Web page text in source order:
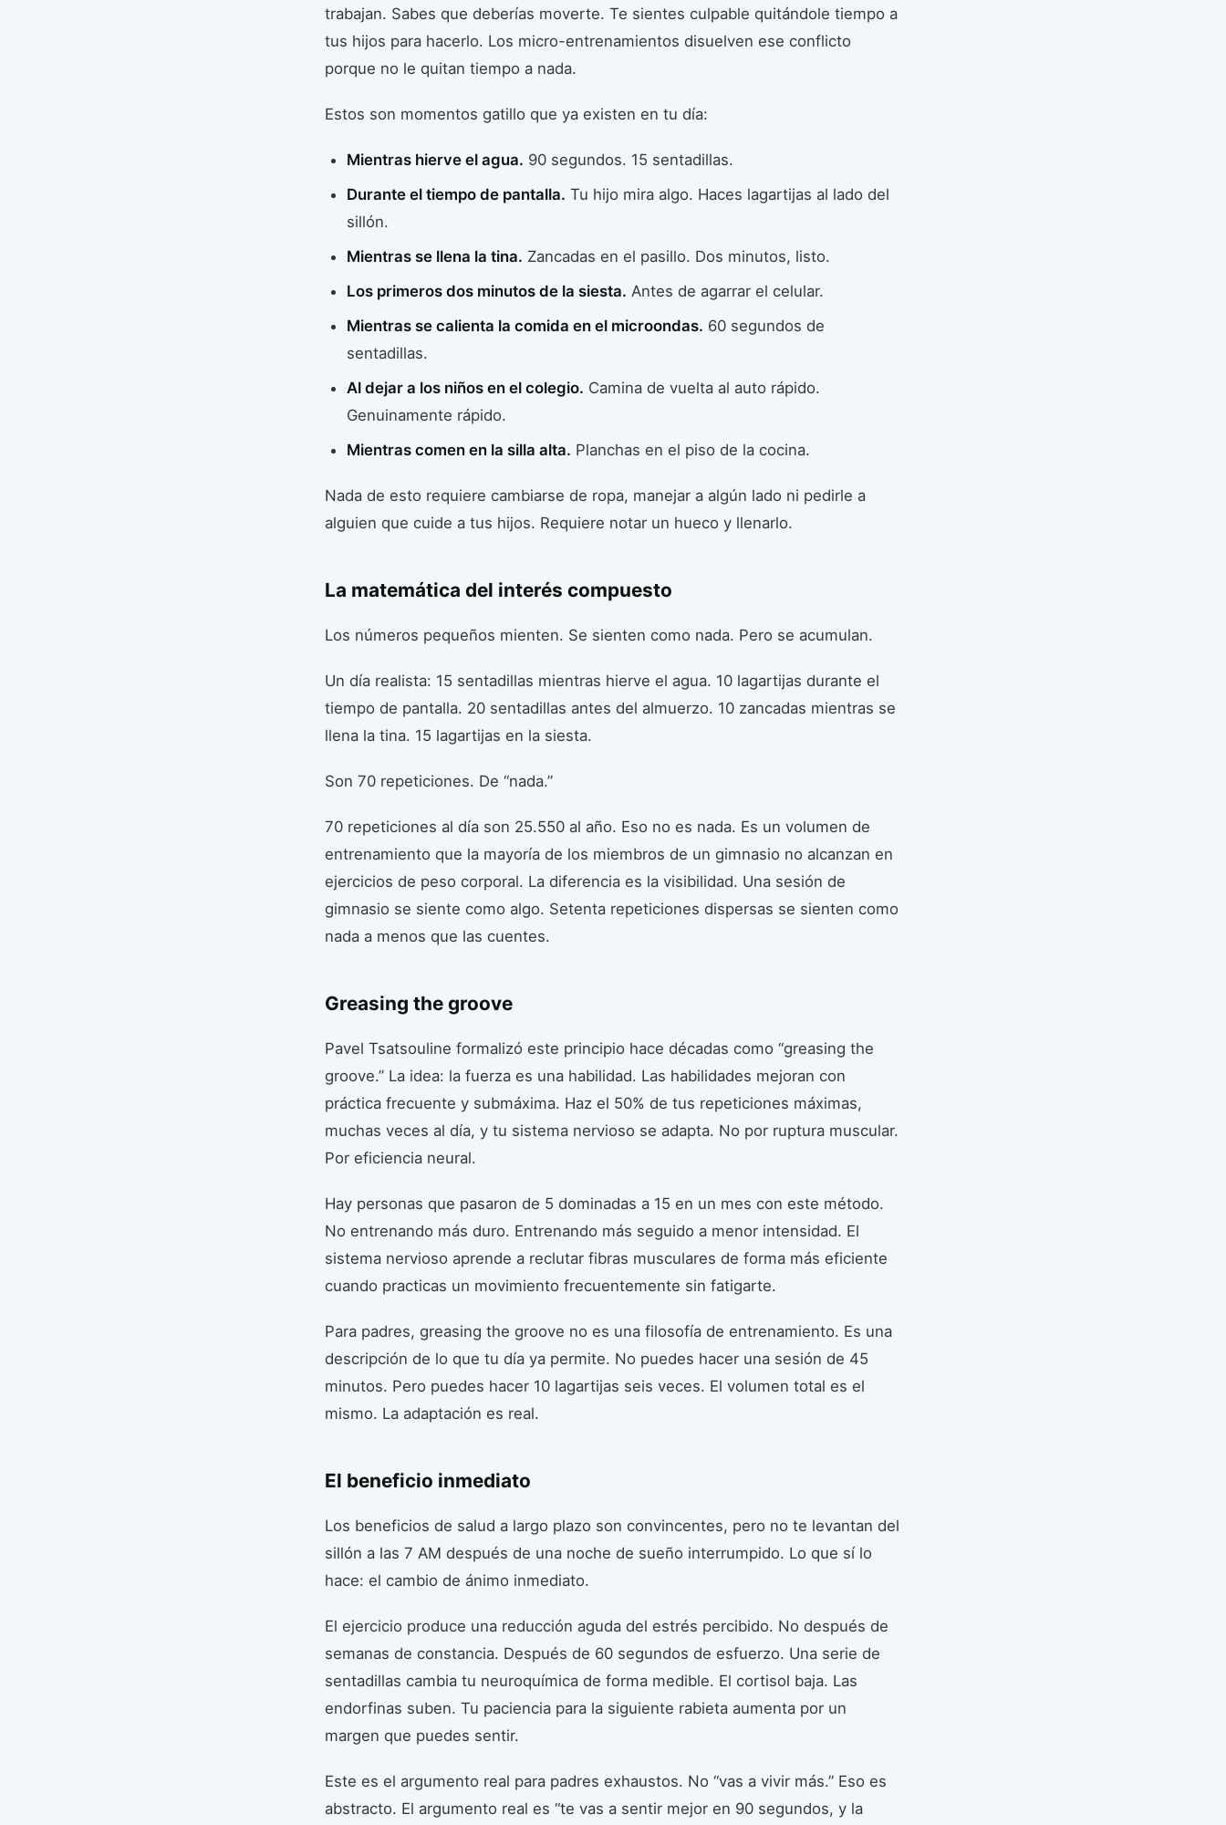
trabajan. Sabes que deberías moverte. Te sientes culpable quitándole tiempo a
tus hijos para hacerlo. Los micro-entrenamientos disuelven ese conflicto
porque no le quitan tiempo a nada.
Estos son momentos gatillo que ya existen en tu día:
Mientras hierve el agua. 90 segundos. 15 sentadillas.
Durante el tiempo de pantalla. Tu hijo mira algo. Haces lagartijas al lado del
sillón.
Mientras se llena la tina. Zancadas en el pasillo. Dos minutos, listo.
Los primeros dos minutos de la siesta. Antes de agarrar el celular.
Mientras se calienta la comida en el microondas. 60 segundos de
sentadillas.
Al dejar a los niños en el colegio. Camina de vuelta al auto rápido.
Genuinamente rápido.
Mientras comen en la silla alta. Planchas en el piso de la cocina.
Nada de esto requiere cambiarse de ropa, manejar a algún lado ni pedirle a
alguien que cuide a tus hijos. Requiere notar un hueco y llenarlo.
La matemática del interés compuesto
Los números pequeños mienten. Se sienten como nada. Pero se acumulan.
Un día realista: 15 sentadillas mientras hierve el agua. 10 lagartijas durante el
tiempo de pantalla. 20 sentadillas antes del almuerzo. 10 zancadas mientras se
llena la tina. 15 lagartijas en la siesta.
Son 70 repeticiones. De “nada.”
70 repeticiones al día son 25.550 al año. Eso no es nada. Es un volumen de
entrenamiento que la mayoría de los miembros de un gimnasio no alcanzan en
ejercicios de peso corporal. La diferencia es la visibilidad. Una sesión de
gimnasio se siente como algo. Setenta repeticiones dispersas se sienten como
nada a menos que las cuentes.
Greasing the groove
Pavel Tsatsouline formalizó este principio hace décadas como “greasing the
groove.” La idea: la fuerza es una habilidad. Las habilidades mejoran con
práctica frecuente y submáxima. Haz el 50% de tus repeticiones máximas,
muchas veces al día, y tu sistema nervioso se adapta. No por ruptura muscular.
Por eficiencia neural.
Hay personas que pasaron de 5 dominadas a 15 en un mes con este método.
No entrenando más duro. Entrenando más seguido a menor intensidad. El
sistema nervioso aprende a reclutar fibras musculares de forma más eficiente
cuando practicas un movimiento frecuentemente sin fatigarte.
Para padres, greasing the groove no es una filosofía de entrenamiento. Es una
descripción de lo que tu día ya permite. No puedes hacer una sesión de 45
minutos. Pero puedes hacer 10 lagartijas seis veces. El volumen total es el
mismo. La adaptación es real.
El beneficio inmediato
Los beneficios de salud a largo plazo son convincentes, pero no te levantan del
sillón a las 7 AM después de una noche de sueño interrumpido. Lo que sí lo
hace: el cambio de ánimo inmediato.
El ejercicio produce una reducción aguda del estrés percibido. No después de
semanas de constancia. Después de 60 segundos de esfuerzo. Una serie de
sentadillas cambia tu neuroquímica de forma medible. El cortisol baja. Las
endorfinas suben. Tu paciencia para la siguiente rabieta aumenta por un
margen que puedes sentir.
Este es el argumento real para padres exhaustos. No “vas a vivir más.” Eso es
abstracto. El argumento real es “te vas a sentir mejor en 90 segundos, y la